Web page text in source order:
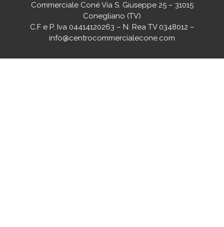
Commerciale Coné Via S. Giuseppe 25 – 31015
Conegliano (TV)
C.F e P. Iva 04414120263 – N. Rea TV 0348012 –
info@centrocommercialecone.com